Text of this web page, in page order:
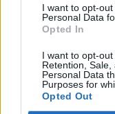
I want to opt-
Personal Data
Opted In
I want to opt-out
Retention,
Personal Data
Purposes for
Opted Out
ore 19.00 per le
sul tema
viaggio nel
nostri giorni”;
11.00, presso la